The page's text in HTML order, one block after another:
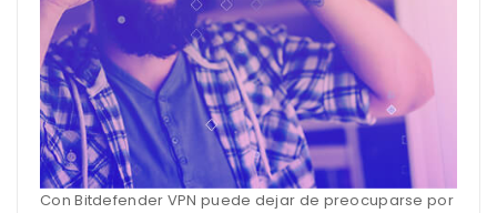
Con Bitdefender VPN puede dejar de preocuparse por